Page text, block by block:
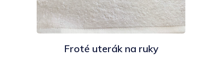
Froté uterák na ruky